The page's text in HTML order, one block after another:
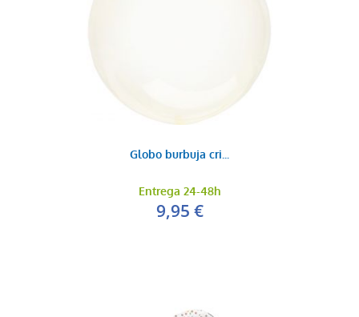
Globo burbuja cri...
Entrega 24-48h
9,95 €